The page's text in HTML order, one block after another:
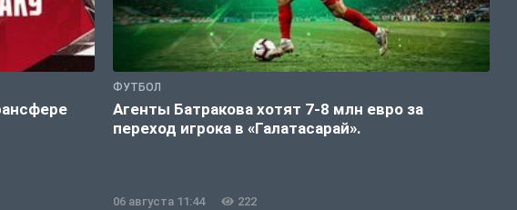
ФУТБОЛ
Агенты Батракова хотят 7-8 млн евро за
переход игрока в «Галатасарай».
06 августа 11:44 222